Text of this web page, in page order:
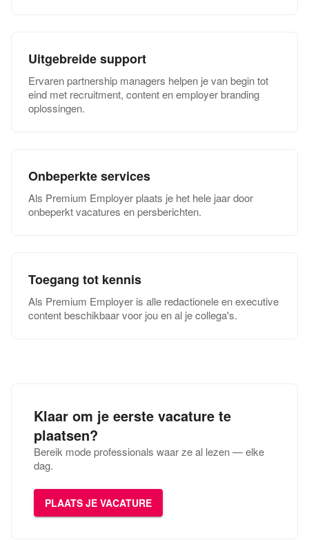
Uitgebreide support
Ervaren partnership managers helpen je van begin tot
eind met recruitment, content en employer branding
oplossingen.
Onbeperkte services
Als Premium Employer plaats je het hele jaar door
onbeperkt vacatures en persberichten.
Toegang tot kennis
Als Premium Employer is alle redactionele en executive
content beschikbaar voor jou en al je collega's.
Klaar om je eerste vacature te
plaatsen?
Bereik mode professionals waar ze al lezen — elke
dag.
PLAATS JE VACATURE